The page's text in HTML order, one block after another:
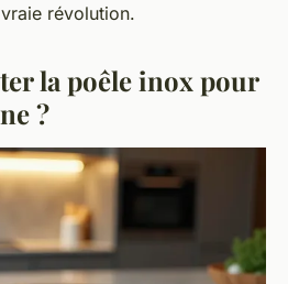
révolution.
la poêle inox pour
?